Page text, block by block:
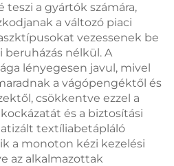
teszi a gyártók számára,
a változó piaci
vezessenek be
beruházás nélkül. A
lényegesen javul, mivel
a vágópengéktől és
csökkentve ezzel a
és a biztosítási
textíliabetápláló
a monoton kézi kezelési
az alkalmazottak